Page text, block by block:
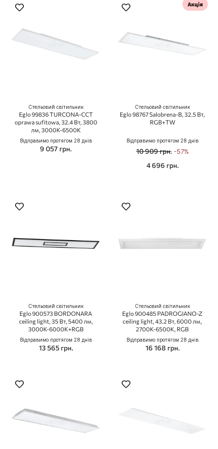
Стельовий світильник
Eglo 99836 TURCONA-CCT
oprawa sufitowa, 32.4 Вт, 3800
лм, 3000К-6500К
Відправимо протягом 28 днів
9 057 грн.
Стельовий світильник
Eglo 98767 Salobrena-B, 32.5 Вт,
RGB+TW
Відправимо протягом 28 днів
10 909 грн. -57%
4 696 грн.
Стельовий світильник
Eglo 900573 BORDONARA
ceiling light, 35 Вт, 5400 лм,
3000К-6000К+RGB
Відправимо протягом 28 днів
13 565 грн.
Стельовий світильник
Eglo 900485 PADROGIANO-Z
ceiling light, 43.2 Вт, 6000 лм,
2700К-6500К, RGB
Відправимо протягом 28 днів
16 168 грн.